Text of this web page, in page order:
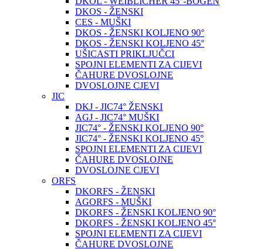
DKOS - ŽENSKI
CES - MUŠKI
DKOS - ŽENSKI KOLJENO 90°
DKOS - ŽENSKI KOLJENO 45°
UŠICASTI PRIKLJUČCI
SPOJNI ELEMENTI ZA CIJEVI
ČAHURE DVOSLOJNE
DVOSLOJNE CJEVI
JIC
DKJ - JIC74° ŽENSKI
AGJ - JIC74° MUŠKI
JIC74° - ŽENSKI KOLJENO 90°
JIC74° - ŽENSKI KOLJENO 45°
SPOJNI ELEMENTI ZA CIJEVI
ČAHURE DVOSLOJNE
DVOSLOJNE CJEVI
ORFS
DKORFS - ŽENSKI
AGORFS - MUŠKI
DKORFS - ŽENSKI KOLJENO 90°
DKORFS - ŽENSKI KOLJENO 45°
SPOJNI ELEMENTI ZA CIJEVI
ČAHURE DVOSLOJNE